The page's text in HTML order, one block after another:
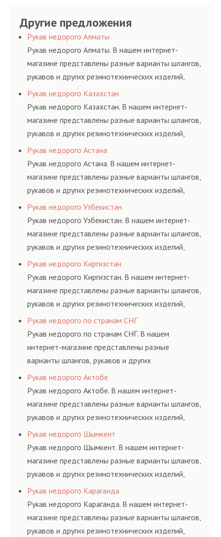
предприятия.
основе либо на
условиях
долговременного
комплексного
обслуживания
шлангов высокого
шлангов производится
высококвалифицирован
ными спецами, которые
Другие предложения
Рукав недорого Алматы
Рукав недорого Алматы. В нашем интернет-
магазине представлены разные варианты шлангов,
рукавов и других резинотехнических изделий,
соответствующих ГОСТам, техническим условиям
и нормативам.
Рукав недорого Казахстан
Рукав недорого Казахстан. В нашем интернет-
магазине представлены разные варианты шлангов,
рукавов и других резинотехнических изделий,
соответствующих ГОСТам, техническим условиям
и нормативам.
Рукав недорого Астана
Рукав недорого Астана. В нашем интернет-
магазине представлены разные варианты шлангов,
рукавов и других резинотехнических изделий,
соответствующих ГОСТам, техническим условиям
и нормативам.
Рукав недорого Узбекистан
Рукав недорого Узбекистан. В нашем интернет-
магазине представлены разные варианты шлангов,
рукавов и других резинотехнических изделий,
соответствующих ГОСТам, техническим условиям
и нормативам.
Рукав недорого Киргизстан
Рукав недорого Киргизстан. В нашем интернет-
магазине представлены разные варианты шлангов,
рукавов и других резинотехнических изделий,
соответствующих ГОСТам, техническим условиям
и нормативам.
Рукав недорого по странам СНГ
Рукав недорого по странам СНГ. В нашем
интернет-магазине представлены разные
варианты шлангов, рукавов и других
резинотехнических изделий, соответствующих
ГОСТам, техническим условиям и нормативам.
Рукав недорого Актобе
Рукав недорого Актобе. В нашем интернет-
магазине представлены разные варианты шлангов,
рукавов и других резинотехнических изделий,
соответствующих ГОСТам, техническим условиям
и нормативам.
Рукав недорого Шымкент
Рукав недорого Шымкент. В нашем интернет-
магазине представлены разные варианты шлангов,
рукавов и других резинотехнических изделий,
соответствующих ГОСТам, техническим условиям
и нормативам.
Рукав недорого Караганда
Рукав недорого Караганда. В нашем интернет-
магазине представлены разные варианты шлангов,
рукавов и других резинотехнических изделий,